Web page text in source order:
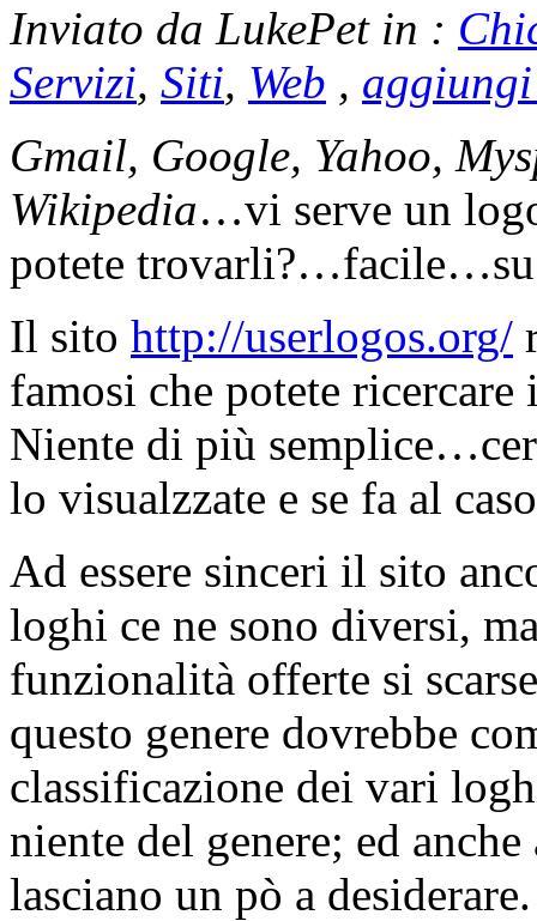
Inviato da LukePet in :
Servizi, Siti, Web ,
Gmail, Google, Yahoo,
Wikipedia…vi serve un
potete
Il sito http://userlogos.org/
famosi che potete ricercare
Niente di più
lo visualzzate e se fa al
Ad essere sinceri il sito
loghi ce ne sono diversi,
funzionalità offerte si
questo genere dovrebbe
classificazione dei vari
niente del genere; ed
lasciano un pò a desiderare.